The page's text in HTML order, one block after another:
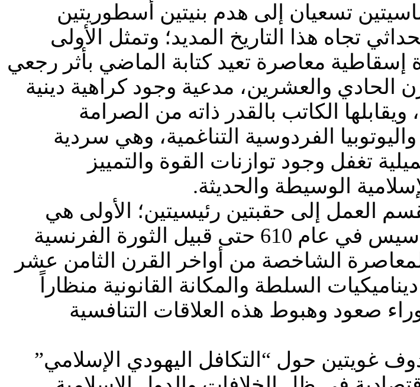
تسعيان إلى هدم بنيتين أسطوريتين
تجاه هذا التاريخ المديد؛ وتمثل الأولى
إسقاطية معاصرة تعيد كتابة الماضي بأثر رجعي
الحادي والعشرين، مدعية وجود كراهية دينية
الكاتب بالقدر ذاته من الصرامة
الفردوسية التناغمية، وهي سردية
تغفل وجود توازنات القوة والتمييز
الوسيطة والحديثة.
العمل إلى حقبتين رئيسيتين؛ الأولى هي
الحقبة ما قبل الحديثة الممتدة من لحظة التأسيس في عام 610 حتى قبيل الثورة الفرنسية
والمعاصرة الشاخصة من أواخر القرن الثامن عشر
السلطة والمكانة القانونية منظاراً
صعود وهبوط هذه العلاقات التنافسية
غويتين حول “التكافل اليهودي الإسلامي”